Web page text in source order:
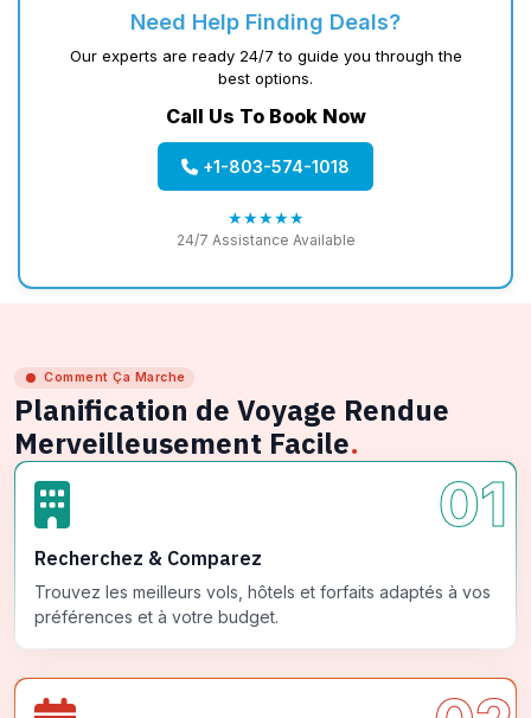
Need Help Finding Deals?
Our experts are ready 24/7 to guide you through the
best options.
Call Us To Book Now
+1-803-574-1018
★★★★★
24/7 Assistance Available
Comment Ça Marche
Planification de Voyage Rendue
Merveilleusement Facile.
01
Recherchez & Comparez
Trouvez les meilleurs vols, hôtels et forfaits adaptés à vos
préférences et à votre budget.